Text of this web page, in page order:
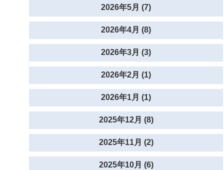
2026年5月 (7)
2026年4月 (8)
2026年3月 (3)
2026年2月 (1)
2026年1月 (1)
2025年12月 (8)
2025年11月 (2)
2025年10月 (6)